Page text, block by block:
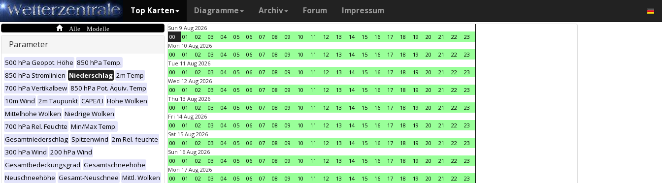
Top Karten Diagramme Archiv Forum Impressum
Alle Modelle
Parameter
500 hPa Geopot. Höhe 850 hPa Temp.
850 hPa Stromlinien Niederschlag 2m Temp
700 hPa Vertikalbew 850 hPa Pot. Äquiv. Temp
10m Wind 2m Taupunkt CAPE/LI Hohe Wolken
Mittelhohe Wolken Niedrige Wolken
700 hPa Rel. Feuchte Min/Max Temp.
Gesamtniederschlag Spitzenwind 2m Rel. feuchte
300 hPa Wind 200 hPa Wind
Gesamtbedeckungsgrad Gesamtschneehöhe
Neuschneehöhe Gesamt-Neuschnee Mittl. Wolken
Sun 9 Aug 2026
00
01 02 03 04 05 06 07 08 09 10 11 12 13 14 15 16 17 18 19 20 21 22
23
Mon 10 Aug 2026
00
01 02 03 04 05 06 07 08 09 10 11 12 13 14 15 16 17 18 19 20 21 22
23
Tue 11 Aug 2026
00
01 02 03 04 05 06 07 08 09 10 11 12 13 14 15 16 17 18 19 20 21 22
23
Wed 12 Aug 2026
00
01 02 03 04 05 06 07 08 09 10 11 12 13 14 15 16 17 18 19 20 21 22
23
Thu 13 Aug 2026
00
01 02 03 04 05 06 07 08 09 10 11 12 13 14 15 16 17 18 19 20 21 22
23
Fri 14 Aug 2026
00
01 02 03 04 05 06 07 08 09 10 11 12 13 14 15 16 17 18 19 20 21 22
23
Sat 15 Aug 2026
00
01 02 03 04 05 06 07 08 09 10 11 12 13 14 15 16 17 18 19 20 21 22
23
Sun 16 Aug 2026
00
01 02 03 04 05 06 07 08 09 10 11 12 13 14 15 16 17 18 19 20 21 22
23
Mon 17 Aug 2026
00
01 02 03 04 05 06 07 08 09 10 11 12 13 14 15 16 17 18 19 20 21 22
23